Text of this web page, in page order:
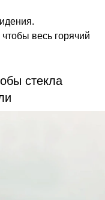
весь горячий
стекла